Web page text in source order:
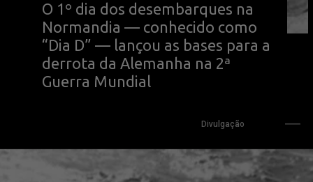
O 1º dia dos desembarques na
Normandia — conhecido como
“Dia D” — lançou as bases para a
derrota da Alemanha na 2ª
Guerra Mundial
Divulgação